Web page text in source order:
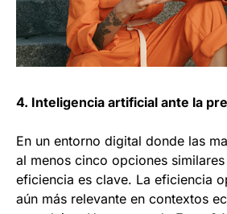
4. Inteligencia artificial ante la
En un entorno digital donde las
al menos cinco opciones
eficiencia es clave. La eficiencia
aún más relevante en contextos